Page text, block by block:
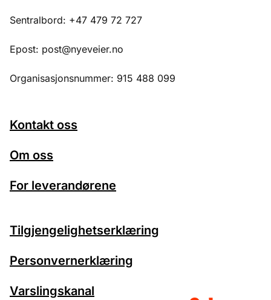
Sentralbord: +47 479 72 727
Epost: post@nyeveier.no
Organisasjonsnummer: 915 488 099
Kontakt oss
Om oss
For leverandørene
Tilgjengelighetserklæring
Personvernerklæring
Varslingskanal